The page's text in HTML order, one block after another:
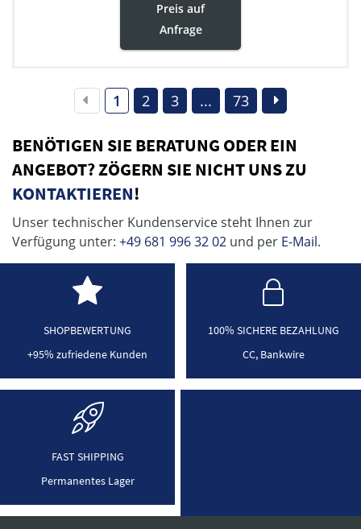
Preis auf
Anfrage
1 2 3 ... 73
BENÖTIGEN SIE BERATUNG ODER EIN
ANGEBOT? ZÖGERN SIE NICHT UNS ZU
KONTAKTIEREN!
Unser technischer Kundenservice steht Ihnen zur
Verfügung unter: +49 681 996 32 02 und per E-Mail.
SHOPBEWERTUNG
+95% zufriedene Kunden
100% SICHERE BEZAHLUNG
CC, Bankwire
FAST SHIPPING
Permanentes Lager